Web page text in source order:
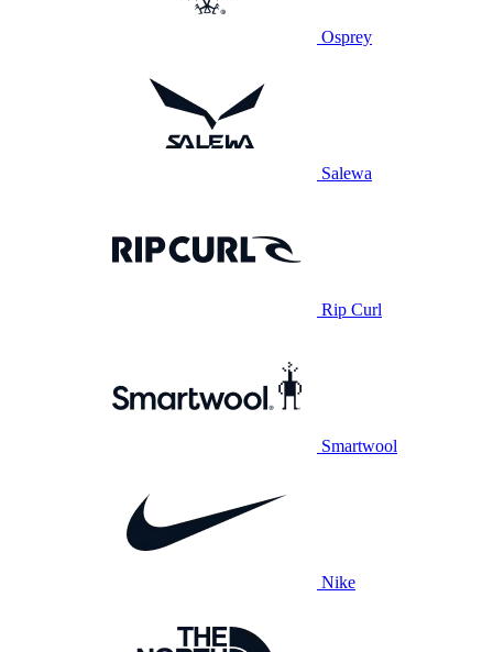
Osprey
Salewa
Rip Curl
Smartwool
Nike